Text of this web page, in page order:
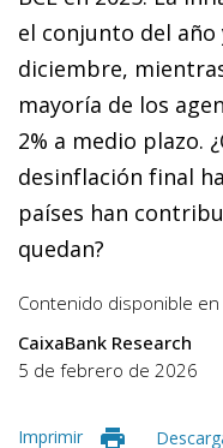
el conjunto del año
diciembre,
mayoría de los
2% a medio plazo.
desinflación final
países han
quedan?
Contenido disponible en
CaixaBank Research
5 de febrero de 2026
Imprimir